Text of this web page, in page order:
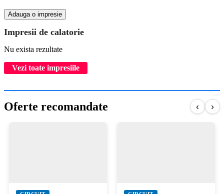
Adauga o impresie
Impresii de calatorie
Nu exista rezultate
Vezi toate impresiile
Oferte recomandate ‹ ›